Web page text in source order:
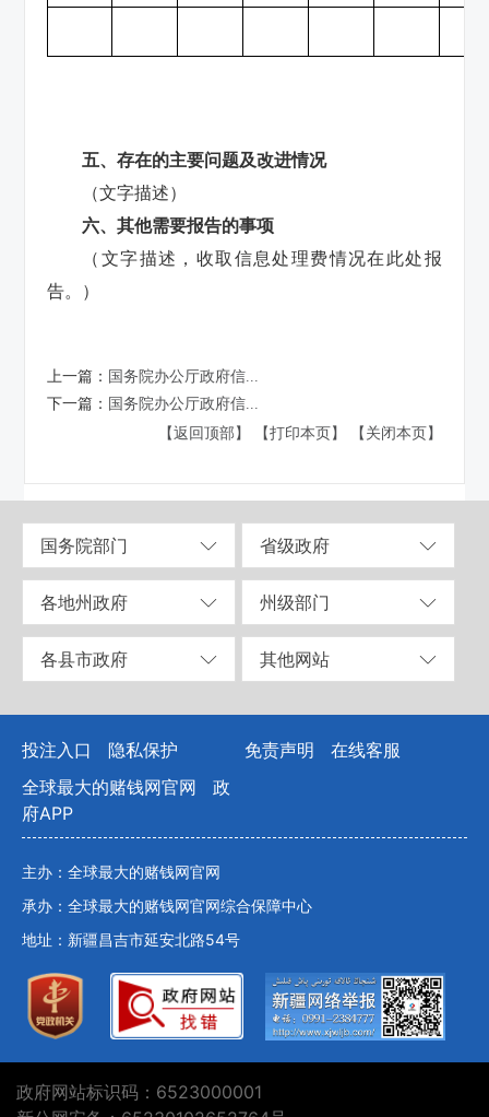
五、存在的主要问题及改进情况
（文字描述）
六、其他需要报告的事项
（文字描述，收取信息处理费情况在此处报
告。）
上一篇： 国务院办公厅政府信...
下一篇： 国务院办公厅政府信...
【返回顶部】
【打印本页】 【关闭本页】
国务院部门 省级政府
各地州政府 州级部门
各县市政府 其他网站
投注入口 隐私保护 免责声明
在线客服
全球最大的赌钱网官网
政
府APP
主办：全球最大的赌钱网官网
承办：全球最大的赌钱网官网综合保障中心
地址：新疆昌吉市延安北路54号
政府网站标识码：6523000001